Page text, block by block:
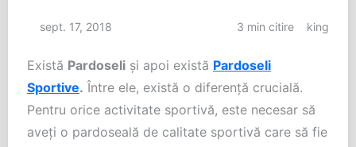
sept. 17, 2018 3 min citire king
Există Pardoseli și apoi există Pardoseli
Sportive. Între ele, există o diferență crucială.
Pentru orice activitate sportivă, este necesar să
aveți o pardoseală de calitate sportivă care să fie